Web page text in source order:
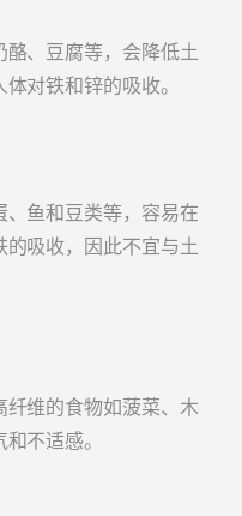
、豆腐等，会降低土
对铁和锌的吸收。
、鱼和豆类等，容易在
吸收，因此不宜与土
维的食物如菠菜、木
不适感。